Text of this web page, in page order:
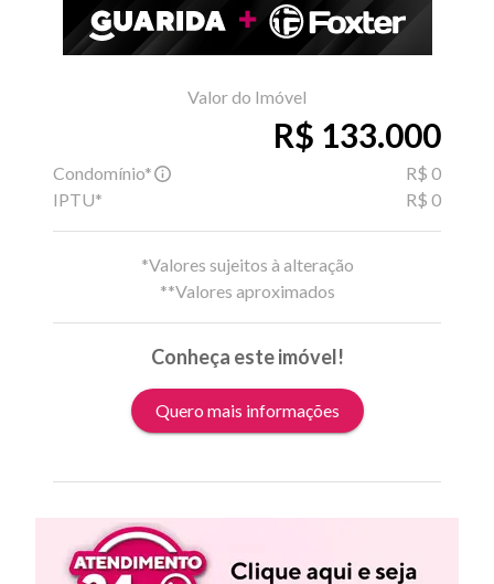
Valor do Imóvel
R$ 133.000
Condomínio*
R$ 0
IPTU*
R$ 0
*Valores sujeitos à alteração
**Valores aproximados
Conheça este imóvel!
Quero mais informações